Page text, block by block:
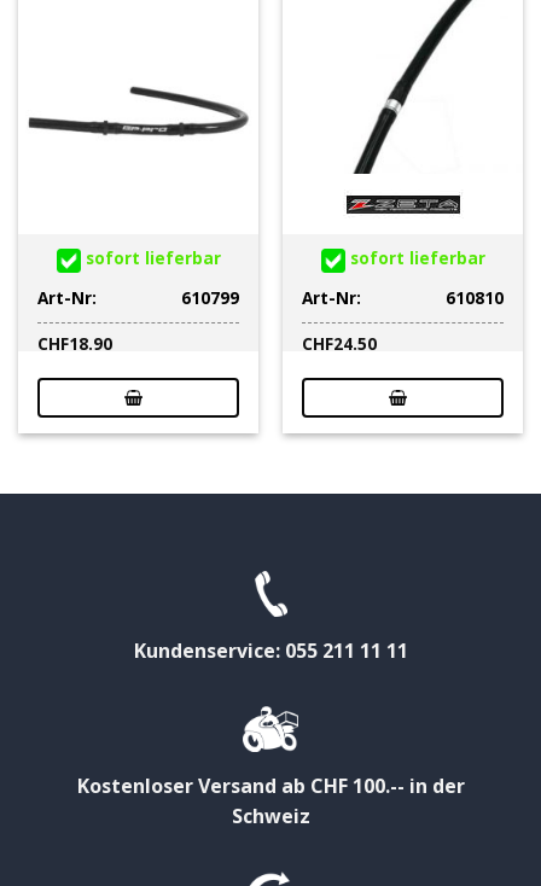
sofort lieferbar
Art-Nr:
610799
CHF18.90
sofort lieferbar
Art-Nr:
610810
CHF24.50
Kundenservice: 055 211 11 11
Kostenloser Versand ab CHF 100.-- in der
Schweiz